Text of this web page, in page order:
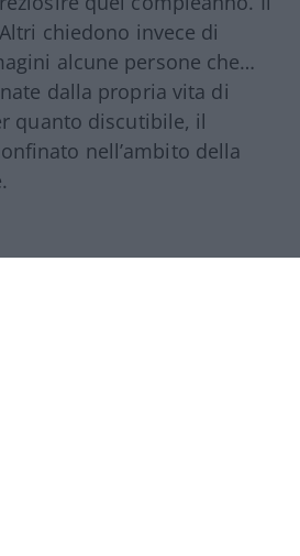
chiedono invece di
alcune persone che…
dalla propria vita di
quanto discutibile, il
nell’ambito della